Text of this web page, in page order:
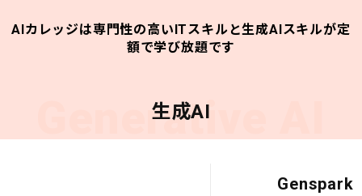
AIカレッジは専門性の高いITスキルと生成AIスキルが定
額で学び放題です
Generative AI
生成AI
Genspark